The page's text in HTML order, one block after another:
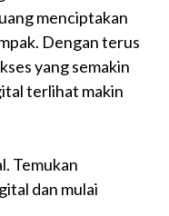
menciptakan
Dengan terus
yang semakin
terlihat makin
Temukan
dan mulai